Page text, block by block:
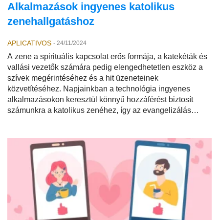
Alkalmazások ingyenes katolikus
zenehallgatáshoz
APLICATIVOS - 24/11/2024
A zene a spirituális kapcsolat erős formája, a katekéták és
vallási vezetők számára pedig elengedhetetlen eszköz a
szívek megérintéséhez és a hit üzeneteinek
közvetítéséhez. Napjainkban a technológia ingyenes
alkalmazásokon keresztül könnyű hozzáférést biztosít
számunkra a katolikus zenéhez, így az evangelizálás